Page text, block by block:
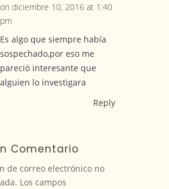
on diciembre 10, 2016 at 1:40
pm
Es algo que siempre había
sospechado,por eso me
pareció interesante que
alguien lo investigara
Reply
Comentario
de correo electrónico no
Los campos